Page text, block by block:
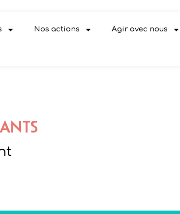
Nos actions Agir avec nous